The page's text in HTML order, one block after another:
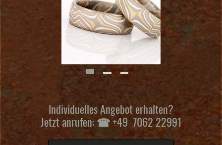
Individuelles Angebot erhalten?
Jetzt anrufen: ☎ +49 7062 22991